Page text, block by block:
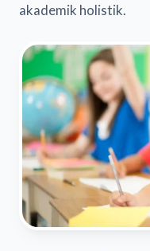
akademik holistik.